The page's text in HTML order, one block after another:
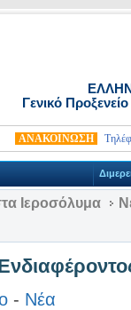
Γενικό
ΑΝΑΚΟΙΝΩΣΗ Τηλέφωνα
Ιεροσόλυμα
- Νέα